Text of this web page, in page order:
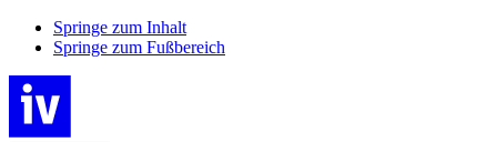
Springe zum Inhalt
Springe zum Fußbereich